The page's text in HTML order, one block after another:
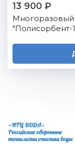
13 900 ₽
Многоразовый
"Полисорбент-